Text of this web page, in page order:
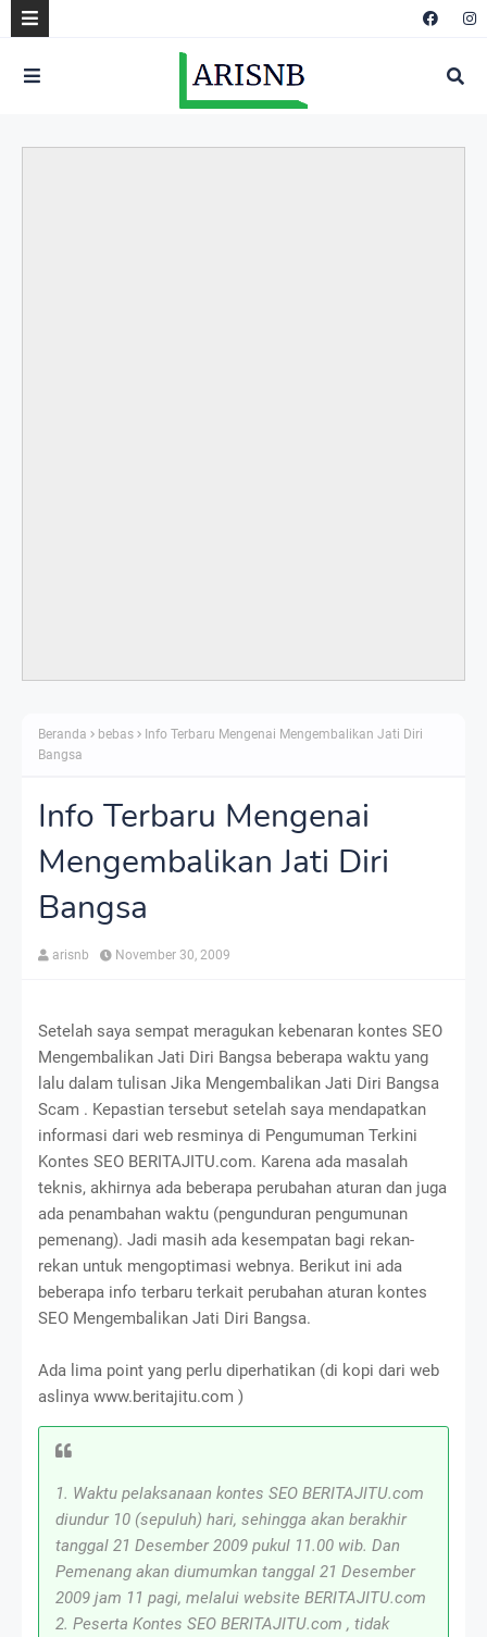
Beranda bebas
Info Terbaru Mengenai Mengembalikan Jati Diri
Bangsa
Info Terbaru Mengenai
Mengembalikan Jati Diri
Bangsa
arisnb November 30, 2009
Setelah saya sempat meragukan kebenaran kontes SEO
Mengembalikan Jati Diri Bangsa beberapa waktu yang
lalu dalam tulisan Jika Mengembalikan Jati Diri Bangsa
Scam . Kepastian tersebut setelah saya mendapatkan
informasi dari web resminya di Pengumuman Terkini
Kontes SEO BERITAJITU.com. Karena ada masalah
teknis, akhirnya ada beberapa perubahan aturan dan juga
ada penambahan waktu (pengunduran pengumunan
pemenang). Jadi masih ada kesempatan bagi rekan-
rekan untuk mengoptimasi webnya. Berikut ini ada
beberapa info terbaru terkait perubahan aturan kontes
SEO Mengembalikan Jati Diri Bangsa.
Ada lima point yang perlu diperhatikan (di kopi dari web
aslinya www.beritajitu.com )
1. Waktu pelaksanaan kontes SEO BERITAJITU.com
diundur 10 (sepuluh) hari, sehingga akan berakhir
tanggal 21 Desember 2009 pukul 11.00 wib. Dan
Pemenang akan diumumkan tanggal 21 Desember
2009 jam 11 pagi, melalui website BERITAJITU.com
2. Peserta Kontes SEO BERITAJITU.com , tidak